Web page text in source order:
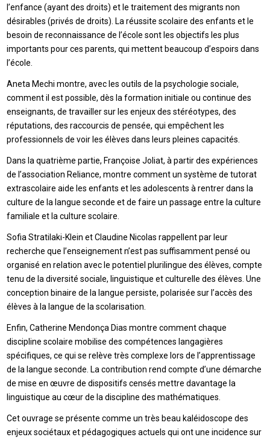
l’enfance (ayant des droits) et le traitement des migrants non
désirables (privés de droits). La réussite scolaire des enfants et le
besoin de reconnaissance de l’école sont les objectifs les plus
importants pour ces parents, qui mettent beaucoup d’espoirs dans
l’école.
Aneta Mechi montre, avec les outils de la psychologie sociale,
comment il est possible, dès la formation initiale ou continue des
enseignants, de travailler sur les enjeux des stéréotypes, des
réputations, des raccourcis de pensée, qui empêchent les
professionnels de voir les élèves dans leurs pleines capacités.
Dans la quatrième partie, Françoise Joliat, à partir des expériences
de l’association Reliance, montre comment un système de tutorat
extrascolaire aide les enfants et les adolescents à rentrer dans la
culture de la langue seconde et de faire un passage entre la culture
familiale et la culture scolaire.
Sofia Stratilaki-Klein et Claudine Nicolas rappellent par leur
recherche que l’enseignement n’est pas suffisamment pensé ou
organisé en relation avec le potentiel plurilingue des élèves, compte
tenu de la diversité sociale, linguistique et culturelle des élèves. Une
conception binaire de la langue persiste, polarisée sur l’accès des
élèves à la langue de la scolarisation.
Enfin, Catherine Mendonça Dias montre comment chaque
discipline scolaire mobilise des compétences langagières
spécifiques, ce qui se relève très complexe lors de l’apprentissage
de la langue seconde. La contribution rend compte d’une démarche
de mise en œuvre de dispositifs censés mettre davantage la
linguistique au cœur de la discipline des mathématiques.
Cet ouvrage se présente comme un très beau kaléidoscope des
enjeux sociétaux et pédagogiques actuels qui ont une incidence sur